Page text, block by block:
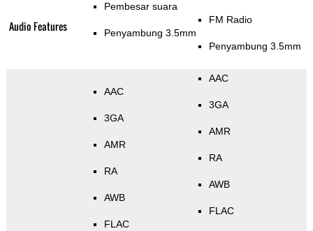
Audio Features
Pembesar suara
Penyambung 3.5mm
FM Radio
Penyambung 3.5mm
AAC
3GA
AMR
RA
AWB
FLAC
AAC
3GA
AMR
RA
AWB
FLAC